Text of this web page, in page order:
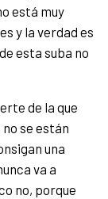
está muy
y la verdad es
esta suba no
de la que
se están
una
va a
no, porque